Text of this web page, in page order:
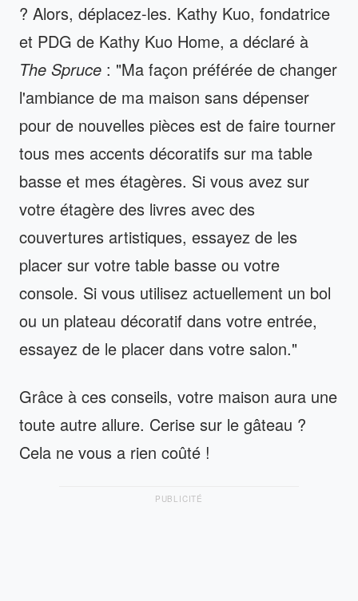
? Alors, déplacez-les. Kathy Kuo, fondatrice
et PDG de Kathy Kuo Home, a déclaré à
The Spruce : "Ma façon préférée de changer
l'ambiance de ma maison sans dépenser
pour de nouvelles pièces est de faire tourner
tous mes accents décoratifs sur ma table
basse et mes étagères. Si vous avez sur
votre étagère des livres avec des
couvertures artistiques, essayez de les
placer sur votre table basse ou votre
console. Si vous utilisez actuellement un bol
ou un plateau décoratif dans votre entrée,
essayez de le placer dans votre salon."
Grâce à ces conseils, votre maison aura une
toute autre allure. Cerise sur le gâteau ?
Cela ne vous a rien coûté !
PUBLICITÉ